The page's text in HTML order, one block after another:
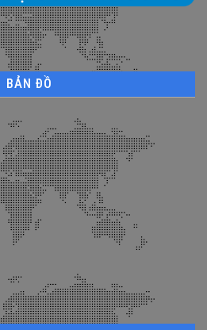
BẢN ĐỒ